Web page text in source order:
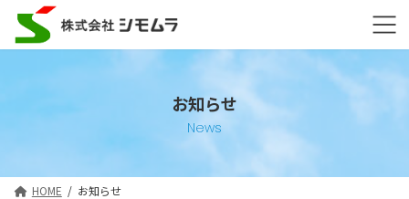
テ
プ
ゲ
動
お知らせ
News
HOME お知らせ